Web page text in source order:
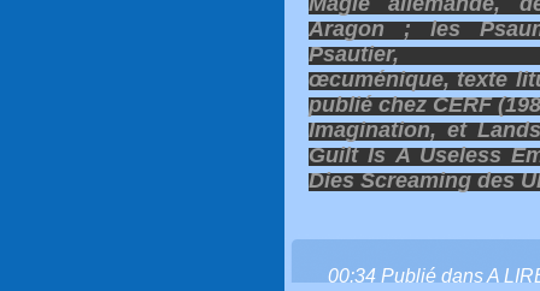
Aragon ; les
Psautier,
œcuménique, texte
publié chez CERF
Imagination, et
Guilt Is A Useless
Dies Screaming des
00:34 Publié dansA